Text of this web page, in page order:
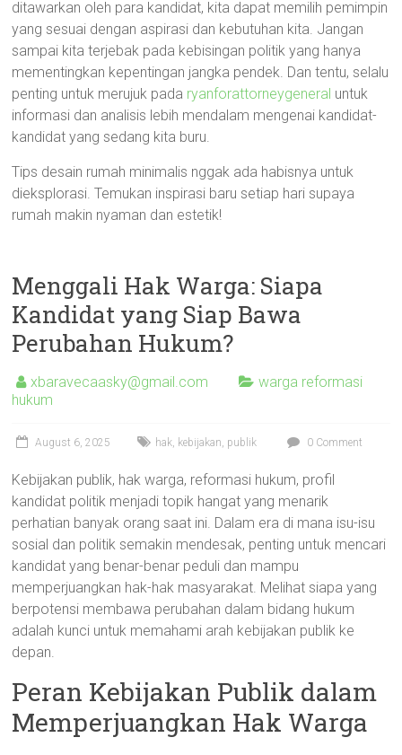
ditawarkan oleh para kandidat, kita dapat memilih pemimpin
yang sesuai dengan aspirasi dan kebutuhan kita. Jangan
sampai kita terjebak pada kebisingan politik yang hanya
mementingkan kepentingan jangka pendek. Dan tentu, selalu
penting untuk merujuk pada ryanforattorneygeneral untuk
informasi dan analisis lebih mendalam mengenai kandidat-
kandidat yang sedang kita buru.
Tips desain rumah minimalis nggak ada habisnya untuk
dieksplorasi. Temukan inspirasi baru setiap hari supaya
rumah makin nyaman dan estetik!
Menggali Hak Warga: Siapa
Kandidat yang Siap Bawa
Perubahan Hukum?
xbaravecaasky@gmail.com
warga reformasi
hukum
August 6, 2025 hak, kebijakan, publik 0 Comment
Kebijakan publik, hak warga, reformasi hukum, profil
kandidat politik menjadi topik hangat yang menarik
perhatian banyak orang saat ini. Dalam era di mana isu-isu
sosial dan politik semakin mendesak, penting untuk mencari
kandidat yang benar-benar peduli dan mampu
memperjuangkan hak-hak masyarakat. Melihat siapa yang
berpotensi membawa perubahan dalam bidang hukum
adalah kunci untuk memahami arah kebijakan publik ke
depan.
Peran Kebijakan Publik dalam
Memperjuangkan Hak Warga